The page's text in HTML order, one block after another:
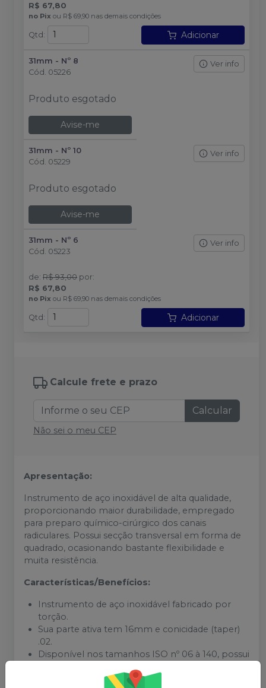
R$ 67,80
no Pix ou R$ 69,90 nas demais condições
Qtd : Adicionar
31mm - Nº 8
Cód. 05226
Ver info
Produto esgotado
Avise-me
31mm - Nº 10
Cód. 05229
Ver info
Produto esgotado
Avise-me
31mm - Nº 6
Cód. 05223
Ver info
de: R$ 93,00 por:
R$ 67,80
no Pix ou R$ 69,90 nas demais condições
Qtd : Adicionar
Calcule frete e prazo
Calcular
Não sei o meu CEP
Apresentação:
Instrumento de aço inoxidável de alta qualidade,
proporcionando maior durabilidade, empregado
para preparo químico-cirúrgico dos canais
radiculares. Possui secção transversal em forma de
quadrado, ocasionando bastante flexibilidade e
muita resistência.
Características/Benefícios:
Instrumento de aço inoxidável fabricado por
torção.
Sua parte ativa tem 16mm e conicidade (taper)
.02.
Disponível nos tamanhos ISO nº 06 à 140, possui
Indicada para o preparo químico-cirúrgico de